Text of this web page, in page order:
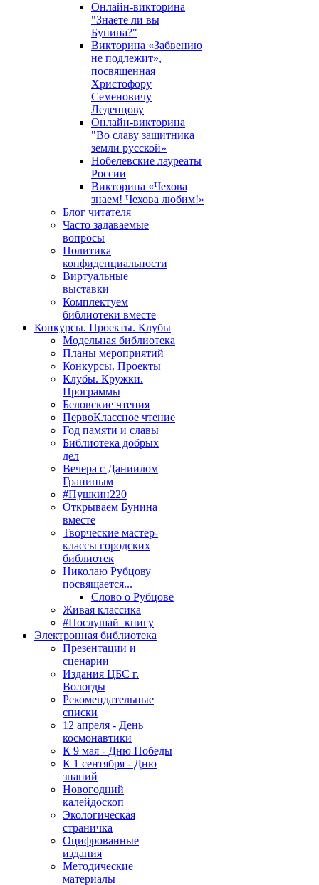
Онлайн-викторина
"Знаете ли вы
Бунина?"
Викторина «Забвению
не подлежит»,
посвященная
Христофору
Семеновичу
Леденцову
Онлайн-викторина
"Во славу защитника
земли русской»
Нобелевские лауреаты
России
Викторина «Чехова
знаем! Чехова любим!»
Блог читателя
Часто задаваемые
вопросы
Политика
конфиденциальности
Виртуальные
выставки
Комплектуем
библиотеки вместе
Конкурсы. Проекты. Клубы
Модельная библиотека
Планы мероприятий
Конкурсы. Проекты
Клубы. Кружки.
Программы
Беловские чтения
ПервоКлассное чтение
Год памяти и славы
Библиотека добрых
дел
Вечера с Даниилом
Граниным
#Пушкин220
Открываем Бунина
вместе
Творческие мастер-
классы городских
библиотек
Николаю Рубцову
посвящается...
Слово о Рубцове
Живая классика
#Послушай_книгу
Электронная библиотека
Презентации и
сценарии
Издания ЦБС г.
Вологды
Рекомендательные
списки
12 апреля - День
космонавтики
К 9 мая - Дню Победы
К 1 сентября - Дню
знаний
Новогодний
калейдоскоп
Экологическая
страничка
Оцифрованные
издания
Методические
материалы